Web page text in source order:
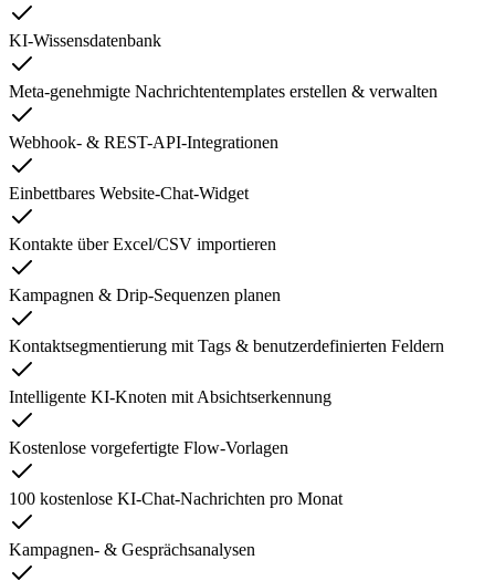
KI-Wissensdatenbank
Meta-genehmigte Nachrichtentemplates erstellen & verwalten
Webhook- & REST-API-Integrationen
Einbettbares Website-Chat-Widget
Kontakte über Excel/CSV importieren
Kampagnen & Drip-Sequenzen planen
Kontaktsegmentierung mit Tags & benutzerdefinierten Feldern
Intelligente KI-Knoten mit Absichtserkennung
Kostenlose vorgefertigte Flow-Vorlagen
100 kostenlose KI-Chat-Nachrichten pro Monat
Kampagnen- & Gesprächsanalysen